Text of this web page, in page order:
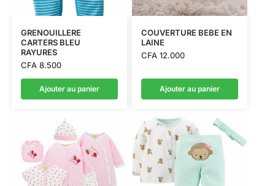
GRENOUILLERE
CARTERS BLEU
RAYURES
CFA8.500
Ajouter au panier
COUVERTURE BEBE EN
LAINE
CFA12.000
Ajouter au panier